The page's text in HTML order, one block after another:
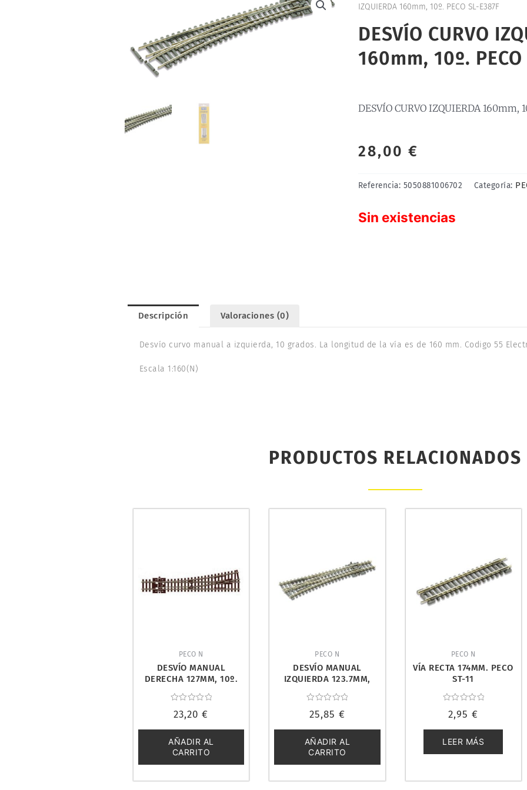
IZQUIERDA 160mm, 10º. PECO SL-E387F
DESVÍO CURVO
160mm, 10º. PECO
DESVÍO CURVO IZQUIERDA 160mm,
28,00 €
Referencia: 5050881006702 Categoría:
Sin existencias
Descripción Valoraciones (0)
Desvío curvo manual a izquierda, 10 grados. La longitud de la vía es de 160 mm. Codigo 55
Escala 1:160(N)
PRODUCTOS RELACIONADOS
PECO N
DESVÍO MANUAL
DERECHA 127MM, 10º.
con
de
5
23,20€
AÑADIR AL
CARRITO
PECO N
DESVÍO MANUAL
IZQUIERDA 123.7MM,
con
de
5
25,85 €
AÑADIR AL
CARRITO
PECO N
VÍA RECTA 174MM. PECO
ST-11
con
de
5
2,95€
LEER MÁS